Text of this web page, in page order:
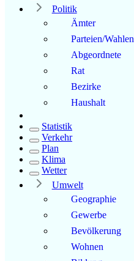
Politik
Ämter
Parteien/Wahlen
Abgeordnete
Rat
Bezirke
Haushalt
Statistik
Verkehr
Plan
Klima
Wetter
Umwelt
Geographie
Gewerbe
Bevölkerung
Wohnen